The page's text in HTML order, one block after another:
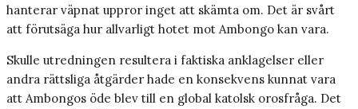
hanterar väpnat uppror inget att skämta om. Det är svårt
att förutsäga hur allvarligt hotet mot Ambongo kan vara.
Skulle utredningen resultera i faktiska anklagelser eller
andra rättsliga åtgärder hade en konsekvens kunnat vara
att Ambongos öde blev till en global katolsk orosfråga. Det